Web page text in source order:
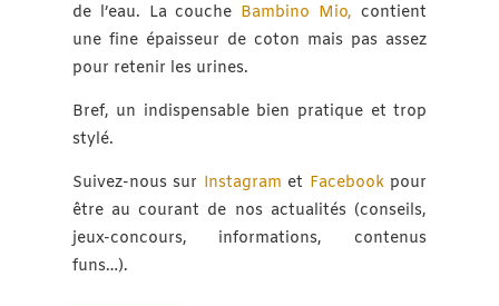
de l’eau. La couche Bambino Mio,contient
une fine épaisseur de coton mais pas assez
pour retenir les urines.
Bref, un indispensable bien pratique et trop
stylé.
Suivez-nous sur Instagram et Facebookpour
être au courant de nos actualités (conseils,
jeux-concours, informations, contenus
funs…).